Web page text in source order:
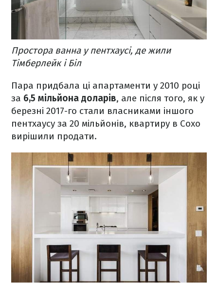
Простора ванна у пентхаусі, де жили
Тімберлейк і Біл
Пара придбала ці апартаменти у 2010 році
за 6,5 мільйона доларів, але після того, як у
березні 2017-го стали власниками іншого
пентхаусу за 20 мільйонів, квартиру в Сохо
вирішили продати.